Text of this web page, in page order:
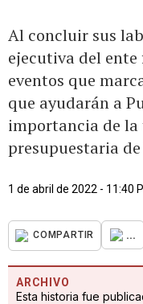
Al concluir sus
ejecutiva del ente
eventos que
que ayudarán a
importancia de
presupuestaria
1 de abril de 2022 - 11:40
COMPARTIR ...
ARCHIVO
Esta historia fue